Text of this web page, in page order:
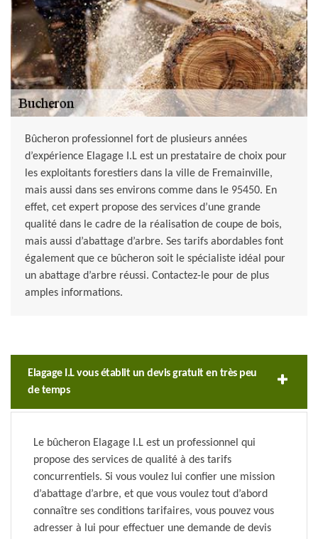
Bûcheron professionnel fort de plusieurs années
d’expérience Elagage I.L est un prestataire de choix pour
les exploitants forestiers dans la ville de Fremainville,
mais aussi dans ses environs comme dans le 95450. En
effet, cet expert propose des services d’une grande
qualité dans le cadre de la réalisation de coupe de bois,
mais aussi d’abattage d’arbre. Ses tarifs abordables font
également que ce bûcheron soit le spécialiste idéal pour
un abattage d’arbre réussi. Contactez-le pour de plus
amples informations.
Elagage I.L vous établit un devis gratuit en très peu
de temps
Le bûcheron Elagage I.L est un professionnel qui
propose des services de qualité à des tarifs
concurrentiels. Si vous voulez lui confier une mission
d’abattage d’arbre, et que vous voulez tout d’abord
connaître ses conditions tarifaires, vous pouvez vous
adresser à lui pour effectuer une demande de devis